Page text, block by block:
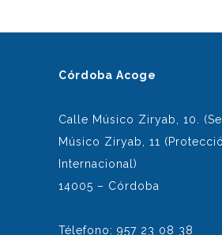
Córdoba Acoge
Calle Músico Ziryab, 10.
Músico Ziryab, 11
Internacional)
14005 – Córdoba
Télefono: 957 23 08 38